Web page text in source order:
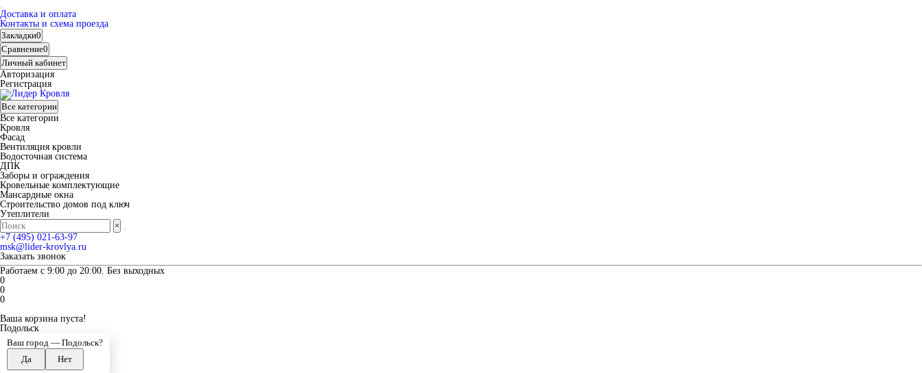
Доставка и оплата
Контакты и схема проезда
Закладки0
Сравнение0
Личный кабинет
Авторизация
Регистрация
Все категории
Все категории
Кровля
Фасад
Вентиляция кровли
Водосточная система
ДПК
Заборы и ограждения
Кровельные комплектующие
Мансардные окна
Строительство домов под ключ
Утеплители
×
+7 (495) 021-63-97
msk@lider-krovlya.ru
Заказать звонок
Работаем с 9:00 до 20:00. Без выходных
0
0
0
Ваша корзина пуста!
Подольск
Ваш город — Подольск?